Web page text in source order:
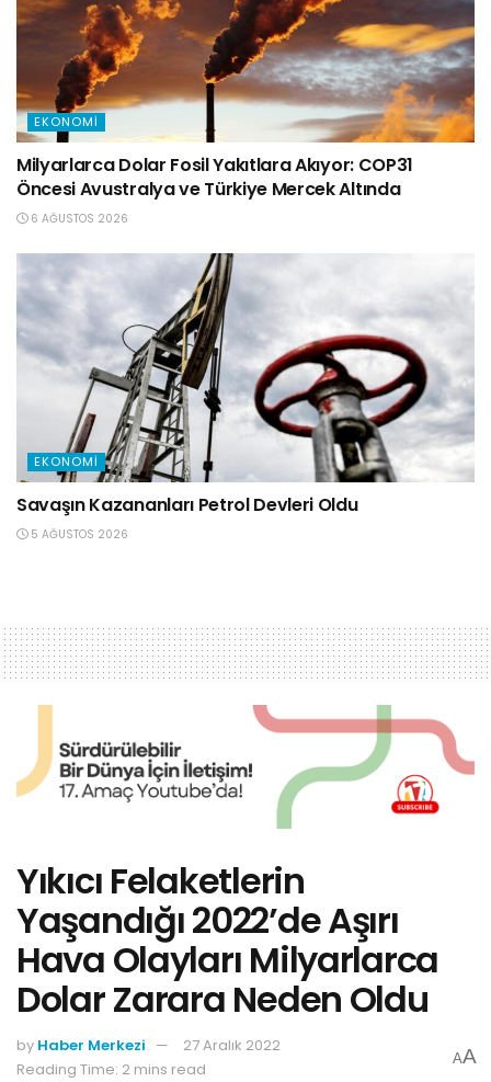
EKONOMI
Milyarlarca Dolar Fosil Yakıtlara Akıyor: COP31
Öncesi Avustralya ve Türkiye Mercek Altında
6 AĞUSTOS 2026
EKONOMI
Savaşın Kazananları Petrol Devleri Oldu
5 AĞUSTOS 2026
Yıkıcı Felaketlerin
Yaşandığı 2022’de Aşırı
Hava Olayları Milyarlarca
Dolar Zarara Neden Oldu
by Haber Merkezi
27 Aralık 2022
Reading Time: 2 mins read
AA